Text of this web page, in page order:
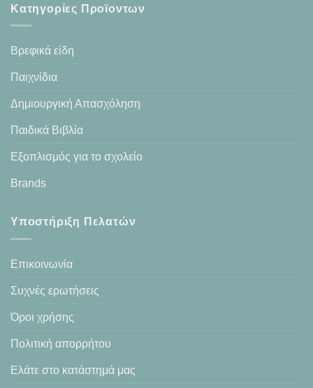
Κατηγορίες Προϊοντων
Βρεφικά είδη
Παιχνίδια
Δημιουργική Απασχόληση
Παιδικά Βιβλία
Εξοπλισμός για το σχολείο
Brands
Υποστήριξη Πελατών
Επικοινωνία
Συχνές ερωτήσεις
Όροι χρήσης
Πολιτική απορρήτου
Ελάτε στο κατάστημά μας